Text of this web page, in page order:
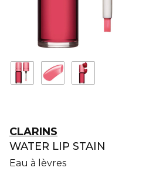
CLARINS
WATER LIP STAIN
Eau à lèvres